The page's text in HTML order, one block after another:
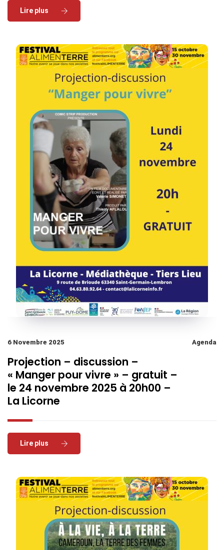
Read More
6 Novembre 2025 Agenda
Projection – discussion –
« Manger pour vivre » – gratuit –
le 24 novembre 2025 à 20h00 –
La Licorne
Read More